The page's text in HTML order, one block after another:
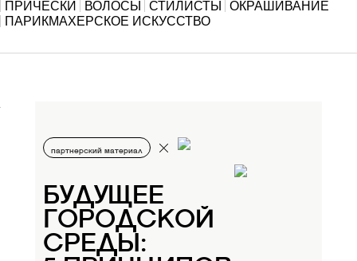
ПРИЧЕСКИ
ВОЛОСЫ СТИЛИСТЫ
ОКРАШИВАНИЕ
ПАРИКМАХЕРСКОЕ ИСКУССТВО
партнерский материал
БУДУЩЕЕ
ГОРОДСКОЙ
СРЕДЫ: